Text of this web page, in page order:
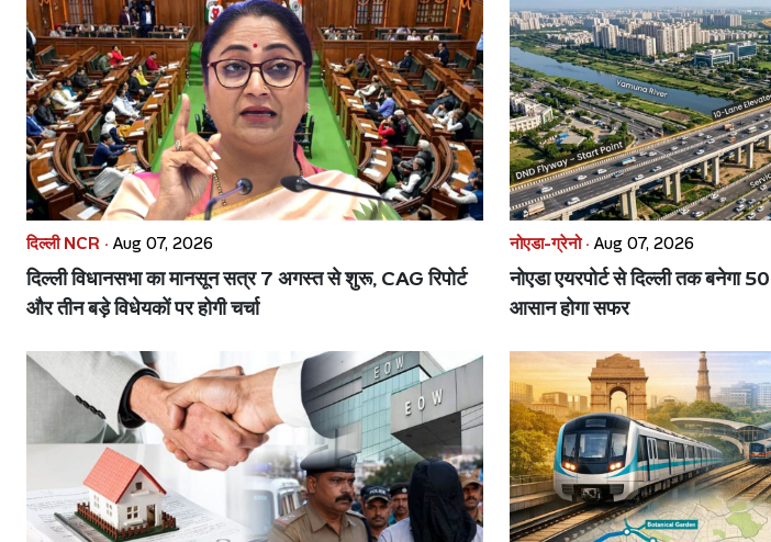
दिल्ली NCR · Aug 07, 2026
दिल्ली विधानसभा का मानसून सत्र 7 अगस्त से शुरू, CAG रिपोर्ट
और तीन बड़े विधेयकों पर होगी चर्चा
नोएडा-ग्रेनो · Aug 07, 2026
नोएडा एयरपोर्ट से दिल्ली तक बनेगा
आसान होगा सफर